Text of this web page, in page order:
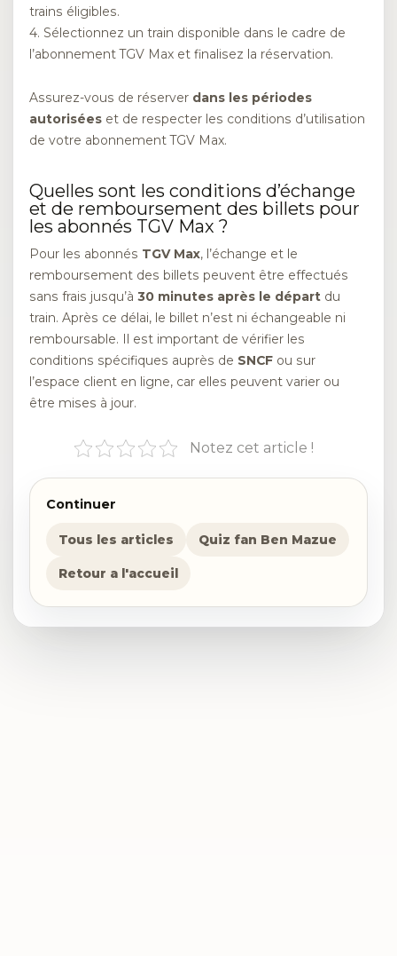
trains éligibles.
4. Sélectionnez un train disponible dans le cadre de
l’abonnement TGV Max et finalisez la réservation.
Assurez-vous de réserver dans les périodes
autorisées et de respecter les conditions d’utilisation
de votre abonnement TGV Max.
Quelles sont les conditions d’échange
et de remboursement des billets pour
les abonnés TGV Max ?
Pour les abonnés TGV Max, l’échange et le
remboursement des billets peuvent être effectués
sans frais jusqu’à 30 minutes après le départ du
train. Après ce délai, le billet n’est ni échangeable ni
remboursable. Il est important de vérifier les
conditions spécifiques auprès de SNCF ou sur
l’espace client en ligne, car elles peuvent varier ou
être mises à jour.
Notez cet article !
Continuer
Tous les articles Quiz fan Ben Mazue
Retour a l'accueil